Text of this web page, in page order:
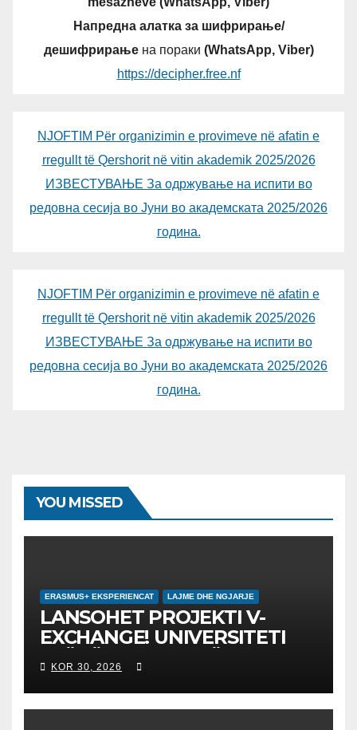
Напредна алатка за шифрирање/
дешифрирањена пораки (WhatsApp, Viber)
https://decipher.free.nf
NJOFTIM Për organizimin e provimeve në afatin e
rregullt të Qershorit në vitin akademik 2025/2026
ИЗВЕСТУВАЊЕ За одржување на испити во
редовна сесија во Јуни во академската 2025/2026
година.
NJOFTIM Për organizimin e provimeve në afatin e
rregullt të Qershorit në vitin akademik 2025/2026
ИЗВЕСТУВАЊЕ За одржување на испити во
редовна сесија во Јуни во академската 2025/2026
година.
YOU MISSED
ERASMUS+ EKSPERIENCAT LAJME DHE NGJARJE
LANSOHET PROJEKTI V-
EXCHANGE! UNIVERSITETI
“NËNË TEREZA” NË SHKUP
UDHËHEQ NISMËN
NDËRKOMBËTARE PËR
EDUKIMIN DIGJITAL DHE
KOR 30, 2026